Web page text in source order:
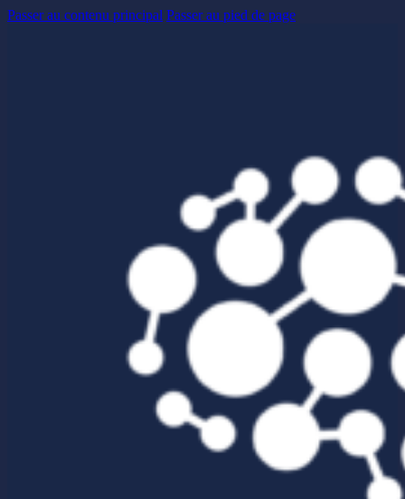
Passer au contenu principal Passer au pied de page